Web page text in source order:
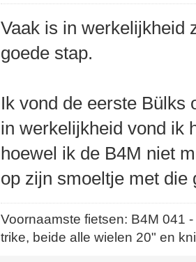
Vaak is in werkelijkheid
goede stap.
Ik vond de eerste Bülks
in werkelijkheid vond ik
hoewel ik de B4M niet
op zijn smoeltje met die
Voornaamste fietsen: B4M
trike, beide alle wielen 20" en